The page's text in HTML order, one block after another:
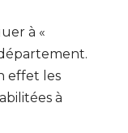
à «
département.
effet les
à